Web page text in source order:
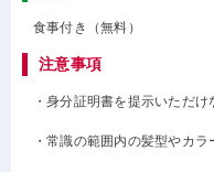
食事付き（無料）
注意事項
・身分証明書を提示いただ
・常識の範囲内の髪型やカラ